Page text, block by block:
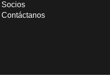
Socios
Contáctanos